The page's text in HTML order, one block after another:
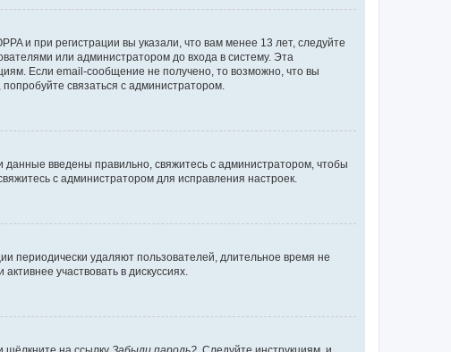
и при регистрации вы указали, что вам менее 13 лет, следуйте
или администратором до входа в систему. Эта
Если email-сообщение не получено, то возможно, что вы
связаться с администратором.
введены правильно, свяжитесь с администратором, чтобы
с администратором для исправления настроек.
периодически удаляют пользователей, длительное время не
участвовать в дискуссиях.